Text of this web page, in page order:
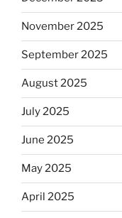
November 2025
September 2025
August 2025
July 2025
June 2025
May 2025
April 2025